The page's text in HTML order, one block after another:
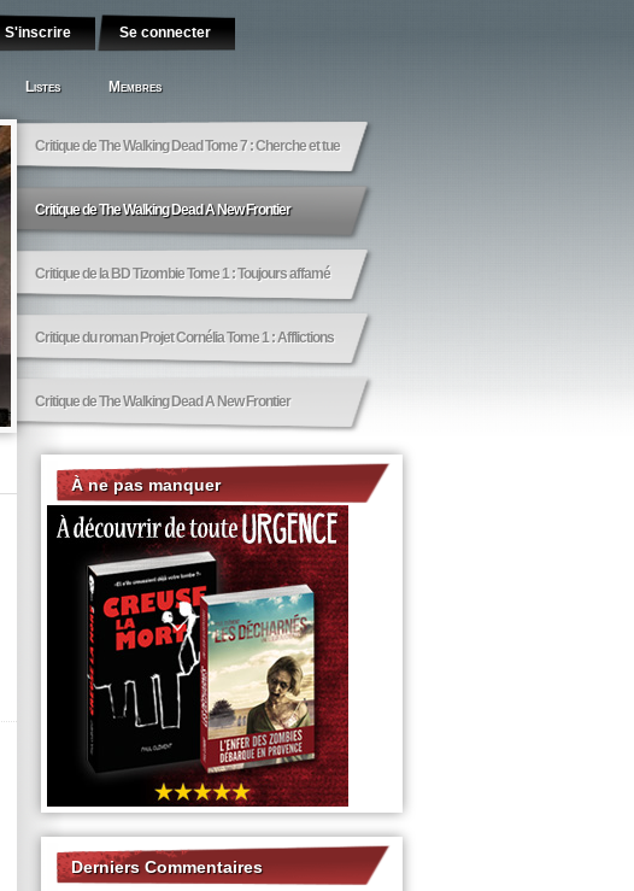
Listes Membres
Critique de The Walking Dead Tome 7 : Cherche et tue
Critique de The Walking Dead A New Frontier
Critique de la BD Tizombie Tome 1 : Toujours affamé
Critique du roman Projet Cornélia Tome 1 : Afflictions
Critique de The Walking Dead A New Frontier
À ne pas manquer
Derniers Commentaires